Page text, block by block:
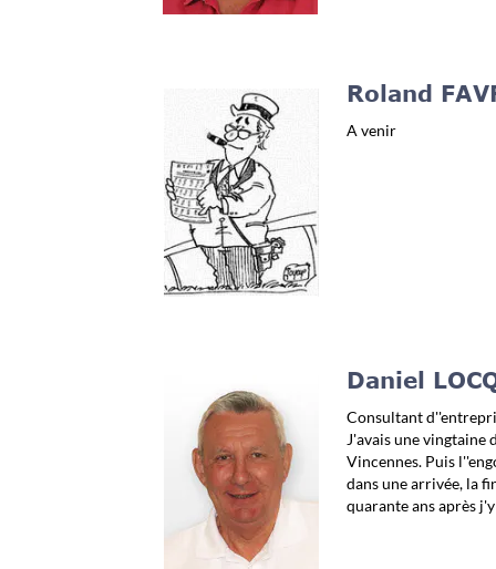
Roland
A venir
Daniel
Consultant
J'avais une vingtaine
Vincennes. Puis
dans une arrivée, la
quarante ans après